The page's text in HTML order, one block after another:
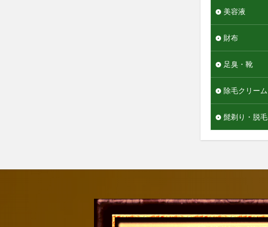
美容液
財布
足臭・靴
除毛クリーム
髭剃り・脱毛